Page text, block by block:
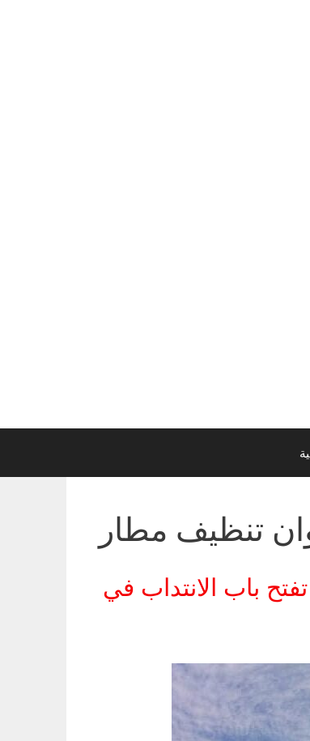
تنظيف مطار
باب الانتداب في